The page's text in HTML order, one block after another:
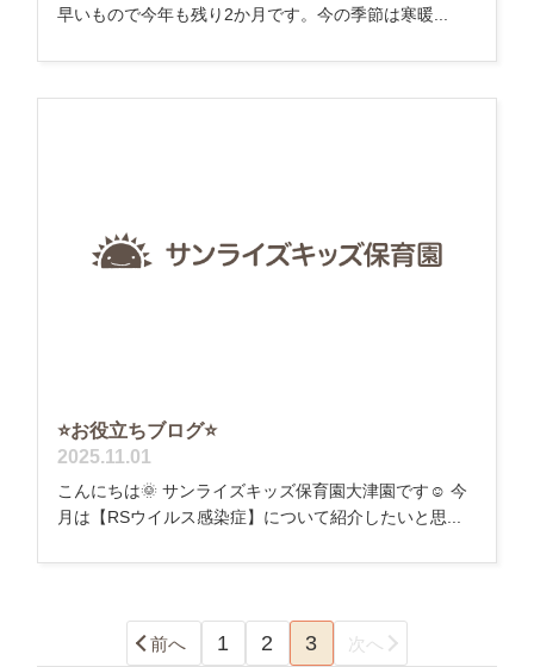
早いもので今年も残り2か月です。今の季節は寒暖...
⭐お役立ちブログ⭐
2025.11.01
こんにちは🌞 サンライズキッズ保育園大津園です☺ 今
月は【RSウイルス感染症】について紹介したいと思...
前へ 1 2 3 次へ